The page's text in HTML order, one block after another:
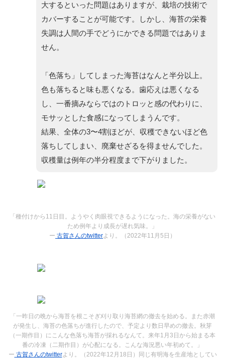
大するといった問題はありますが、栽培の技術で
カバーすることが可能です。しかし、海苔の栄養
失調は人間の手でどうにかできる問題ではありま
せん。
「色落ち」してしまった海苔はなんと半分以上。
色も落ちると味も悪くなる。歯応えは悪くなる
し、一番摘みならではのトロッと感の代わりに、
モサッとした食感になってしまうんです。
結果、全体の3〜4割ほどが、収穫できないほど色
落ちしてしまい、廃棄せざるを得ませんでした。
収穫量は例年の半分程度まで下がりました。
「種付けから11日目。ようやく肉眼視できるようになった。海の栄養がない
ため例年より成長が遅れ気味。」
ー 古賀さんのtwitterより。（2022年11月5日）
「一昨日の晩から海苔を根こそぎ刈り取り海苔網の撤去を始める。また赤潮
が発生し、海苔の色落ちが進行したので、予定より数日早めの撤去。秋芽
（一期作目）にこんな色落ち海苔が採れるなんて。来年1月3日から始まる本
番の冷凍（二期作目）が心配になる。こんな海況悪い年初めて。」
ー 古賀さんのtwitterより。（2022年12月18日）同じ有明海を生産地としてい